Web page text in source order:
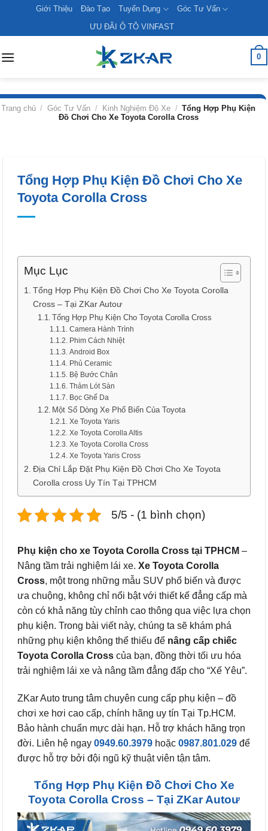
content
Giới Thiệu Đào Tạo Tuyển Dụng
Góc Tư Vấn
ƯU ĐÃI Ô TÔ VINFAST
0
Trang chủ / Góc Tư Vấn / Kinh Nghiệm Độ Xe / Tổng Hợp Phụ Kiện
Đồ Chơi Cho Xe Toyota Corolla Cross
Tổng Hợp Phụ Kiện Đồ Chơi Cho Xe
Toyota Corolla Cross
Mục Lục
Tổng Hợp Phụ Kiện Đồ Chơi Cho Xe Toyota Corolla
Cross – Tại ZKar Autoư
Tổng Hợp Phụ Kiện Cho Toyota Corolla Cross
Camera Hành Trình
Phim Cách Nhiệt
Android Box
Phủ Ceramic
Bệ Bước Chân
Thảm Lót Sàn
Bọc Ghế Da
Một Số Dòng Xe Phổ Biến Của Toyota
Xe Toyota Yaris
Xe Toyota Corolla Altis
Xe Toyota Corolla Cross
Xe Toyota Yaris Cross
Địa Chỉ Lắp Đặt Phụ Kiện Đồ Chơi Cho Xe Toyota
Corolla cross Uy Tín Tại TPHCM
5/5 - (1 bình chọn)
Phụ kiện cho xe Toyota Corolla Cross tại TPHCM –
Nâng tầm trải nghiệm lái xe. Xe Toyota Corolla
Cross, một trong những mẫu SUV phổ biến và được
ưa chuộng, không chỉ nổi bật với thiết kế đẳng cấp mà
còn có khả năng tùy chỉnh cao thông qua việc lựa chọn
phụ kiện. Trong bài viết này, chúng ta sẽ khám phá
những phụ kiện không thể thiếu để nâng cấp chiếc
Toyota Corolla Cross của bạn, đồng thời tối ưu hóa
trải nghiệm lái xe và nâng tầm đẳng đấp cho “Xế Yêu”.
ZKar Auto trung tâm chuyên cung cấp phụ kiện – đồ
chơi xe hơi cao cấp, chính hãng uy tín Tại Tp.HCM.
Bảo hành chuẩn mực dài hạn. Hỗ trợ khách hãng trọn
đời. Liên hệ ngay 0949.60.3979 hoặc 0987.801.029 để
được hỗ trợ bởi đội ngũ kỹ thuật viên tận tâm.
Tổng Hợp Phụ Kiện Đồ Chơi Cho Xe
Toyota Corolla Cross – Tại ZKar Autoư